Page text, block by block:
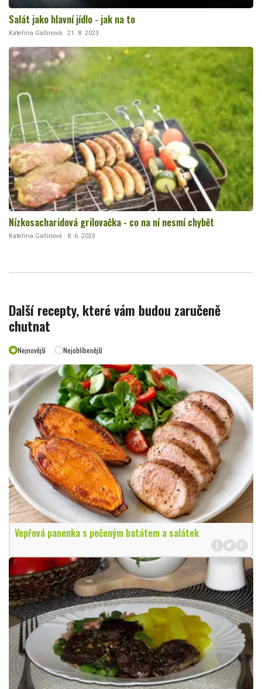
Salát jako hlavní jídlo - jak na to
Kateřina Gallinová · 21. 8. 2023
Nízkosacharidová grilovačka - co na ní nesmí chybět
Kateřina Gallinová · 8. 6. 2023
Další recepty, které vám budou zaručeně
chutnat
Nejnovější Nejoblíbenější
Vepřová panenka s pečeným batátem a salátek